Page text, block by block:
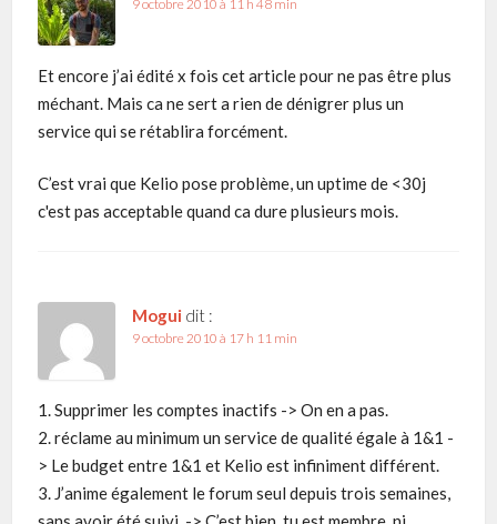
9 octobre 2010 à 11 h 48 min
Et encore j’ai édité x fois cet article pour ne pas être plus
méchant. Mais ca ne sert a rien de dénigrer plus un
service qui se rétablira forcément.
C’est vrai que Kelio pose problème, un uptime de <30j
c'est pas acceptable quand ca dure plusieurs mois.
Mogui dit :
9 octobre 2010 à 17 h 11 min
1. Supprimer les comptes inactifs -> On en a pas.
2. réclame au minimum un service de qualité égale à 1&1 -
> Le budget entre 1&1 et Kelio est infiniment différent.
3. J’anime également le forum seul depuis trois semaines,